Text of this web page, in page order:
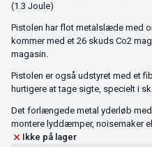
(1.3 Joule)
Pistolen har flot metalslæde med
kommer med et 26 skuds Co2
magasin.
Pistolen er også udstyret med et
hurtigere at tage sigte, specielt i
Det forlængede metal yderløb
montere lyddæmper, noisemaker
Ikke på lager